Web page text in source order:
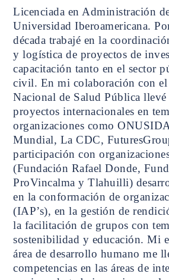
Licenciada en Administración
Universidad Iberoamericana.
década trabajé en la
y logística de proyectos de
capacitación tanto en el sector
civil. En mi colaboración con
Nacional de Salud Pública llevé
proyectos internacionales en
organizaciones como
Mundial, La CDC,
participación con
(Fundación Rafael Donde,
ProVincalma y Tlahuilli)
en la conformación de
(IAP’s), en la gestión de
la facilitación de grupos con
sostenibilidad y educación. Mi
área de desarrollo humano me
competencias en las áreas de